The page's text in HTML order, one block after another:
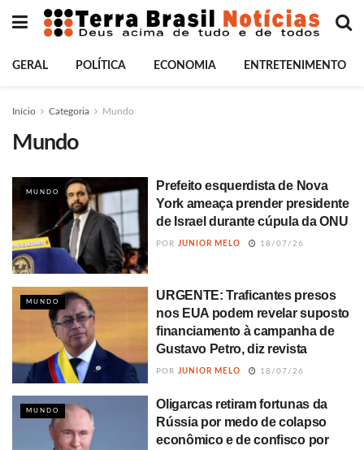
GERAL POLÍTICA ECONOMIA ENTRETENIMENTO
Início Categoria Mundo
Mundo
MUNDO
Prefeito esquerdista de Nova
York ameaça prender presidente
de Israel durante cúpula da ONU
POR JUNIOR MELO 18/07/26
MUNDO
URGENTE: Traficantes presos
nos EUA podem revelar suposto
financiamento à campanha de
Gustavo Petro, diz revista
POR JUNIOR MELO 18/07/26
MUNDO
Oligarcas retiram fortunas da
Rússia por medo de colapso
econômico e de confisco por